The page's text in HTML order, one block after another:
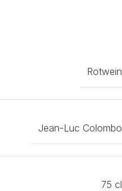
Rotwein
Jean-Luc Colombo
75 cl